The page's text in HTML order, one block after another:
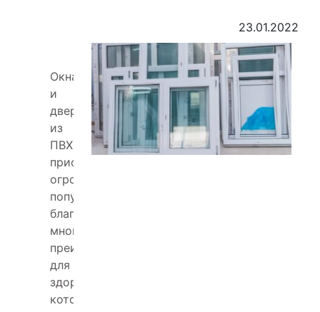
23.01.2022
Окна
и
двери
из
ПВХ
приобрели
огромную
популярность
благодаря
многочисленным
преимуществам
для
здоровья,
которые